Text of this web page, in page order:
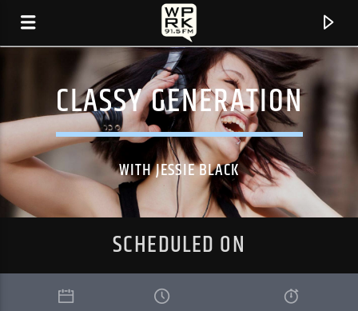
CURRENT TRACK
CLASSY GENERATION
WITH JESSIE BLACK
SCHEDULED ON